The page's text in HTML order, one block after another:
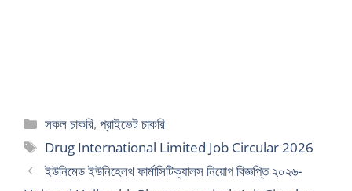
Categories
সকল চাকরি,প্রাইভেট চাকরি
Tags
Drug International Limited Job Circular 2026
ইউনিমেড ইউনিহেলথ ফার্মাসিটিক্যালস নিয়োগ বিজ্ঞপ্তি ২০২৬-